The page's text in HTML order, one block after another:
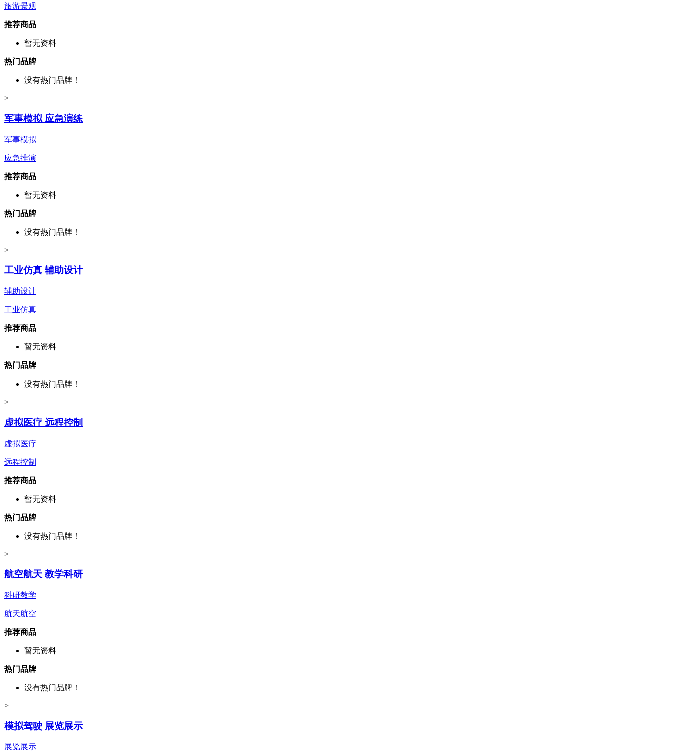
旅游景观
推荐商品
暂无资料
热门品牌
没有热门品牌！
>
军事模拟 应急演练
军事模拟
应急推演
推荐商品
暂无资料
热门品牌
没有热门品牌！
>
工业仿真 辅助设计
辅助设计
工业仿真
推荐商品
暂无资料
热门品牌
没有热门品牌！
>
虚拟医疗 远程控制
虚拟医疗
远程控制
推荐商品
暂无资料
热门品牌
没有热门品牌！
>
航空航天 教学科研
科研教学
航天航空
推荐商品
暂无资料
热门品牌
没有热门品牌！
>
模拟驾驶 展览展示
展览展示